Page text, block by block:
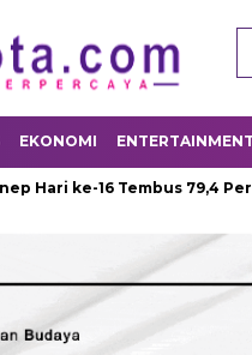
EKONOMI ENTERTAINMENT
Tembus 79,4 Persen